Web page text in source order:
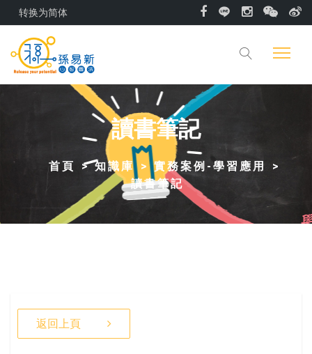
转换为简体
讀書筆記
首頁 知識庫
實務案例-學習應用
讀書筆記
返回上頁